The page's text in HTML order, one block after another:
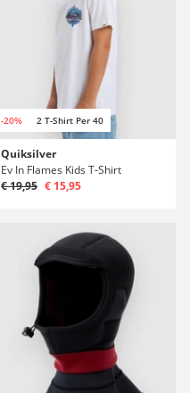
-20% 2 T-Shirt Per 40
Quiksilver
Ev In Flames Kids T-Shirt
€ 19,95 € 15,95